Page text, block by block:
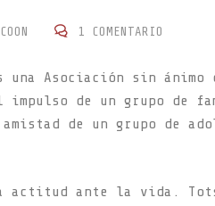
1 COMENTARIO
una Asociación sin
impulso de un grupo de
amistad de un grupo de
actitud ante la vida. Tots